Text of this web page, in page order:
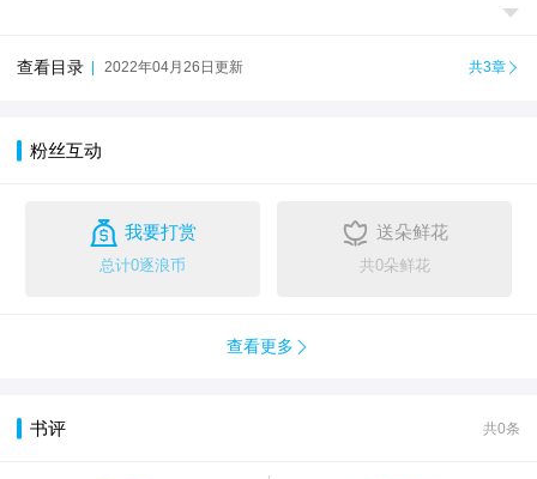

查看目录 2022年04月26日更新 共3章 
粉丝互动
 我要打赏
总计0逐浪币
 送朵鲜花
共0朵鲜花
查看更多 
书评 共0条